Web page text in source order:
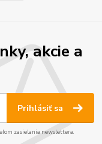
akcie a
Prihlásiť sa
zasielania newslettera.